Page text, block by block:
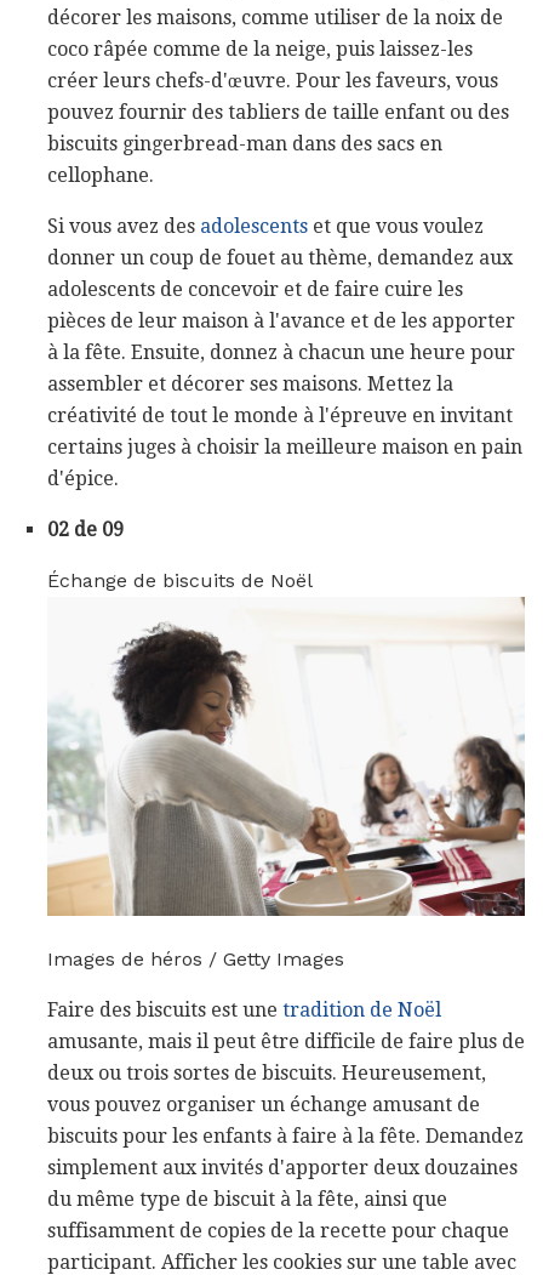
décorer les maisons, comme utiliser de la noix de
coco râpée comme de la neige, puis laissez-les
créer leurs chefs-d'œuvre. Pour les faveurs, vous
pouvez fournir des tabliers de taille enfant ou des
biscuits gingerbread-man dans des sacs en
cellophane.
Si vous avez des adolescents et que vous voulez
donner un coup de fouet au thème, demandez aux
adolescents de concevoir et de faire cuire les
pièces de leur maison à l'avance et de les apporter
à la fête. Ensuite, donnez à chacun une heure pour
assembler et décorer ses maisons. Mettez la
créativité de tout le monde à l'épreuve en invitant
certains juges à choisir la meilleure maison en pain
d'épice.
02 de 09
Échange de biscuits de Noël
Images de héros / Getty Images
Faire des biscuits est une tradition de Noël
amusante, mais il peut être difficile de faire plus de
deux ou trois sortes de biscuits. Heureusement,
vous pouvez organiser un échange amusant de
biscuits pour les enfants à faire à la fête. Demandez
simplement aux invités d'apporter deux douzaines
du même type de biscuit à la fête, ainsi que
suffisamment de copies de la recette pour chaque
participant. Afficher les cookies sur une table avec